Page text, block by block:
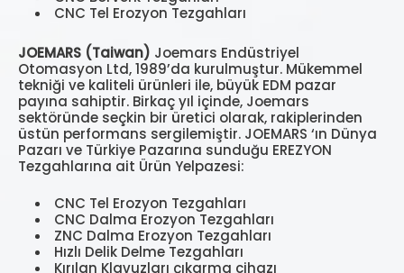
CNC Tel Erozyon Tezgahları
JOEMARS (Taiwan) Joemars Endüstriyel
Otomasyon Ltd, 1989’da kurulmuştur. Mükemmel
tekniği ve kaliteli ürünleri ile, büyük EDM pazar
payına sahiptir. Birkaç yıl içinde, Joemars
sektöründe seçkin bir üretici olarak, rakiplerinden
üstün performans sergilemiştir. JOEMARS ‘ın Dünya
Pazarı ve Türkiye Pazarına sunduğu EREZYON
Tezgahlarına ait Ürün Yelpazesi:
CNC Tel Erozyon Tezgahları
CNC Dalma Erozyon Tezgahları
ZNC Dalma Erozyon Tezgahları
Hızlı Delik Delme Tezgahları
Kırılan Klavuzları çıkarma cihazı